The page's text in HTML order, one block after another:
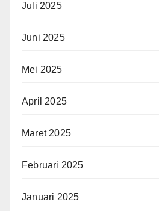
Juli 2025
Juni 2025
Mei 2025
April 2025
Maret 2025
Februari 2025
Januari 2025